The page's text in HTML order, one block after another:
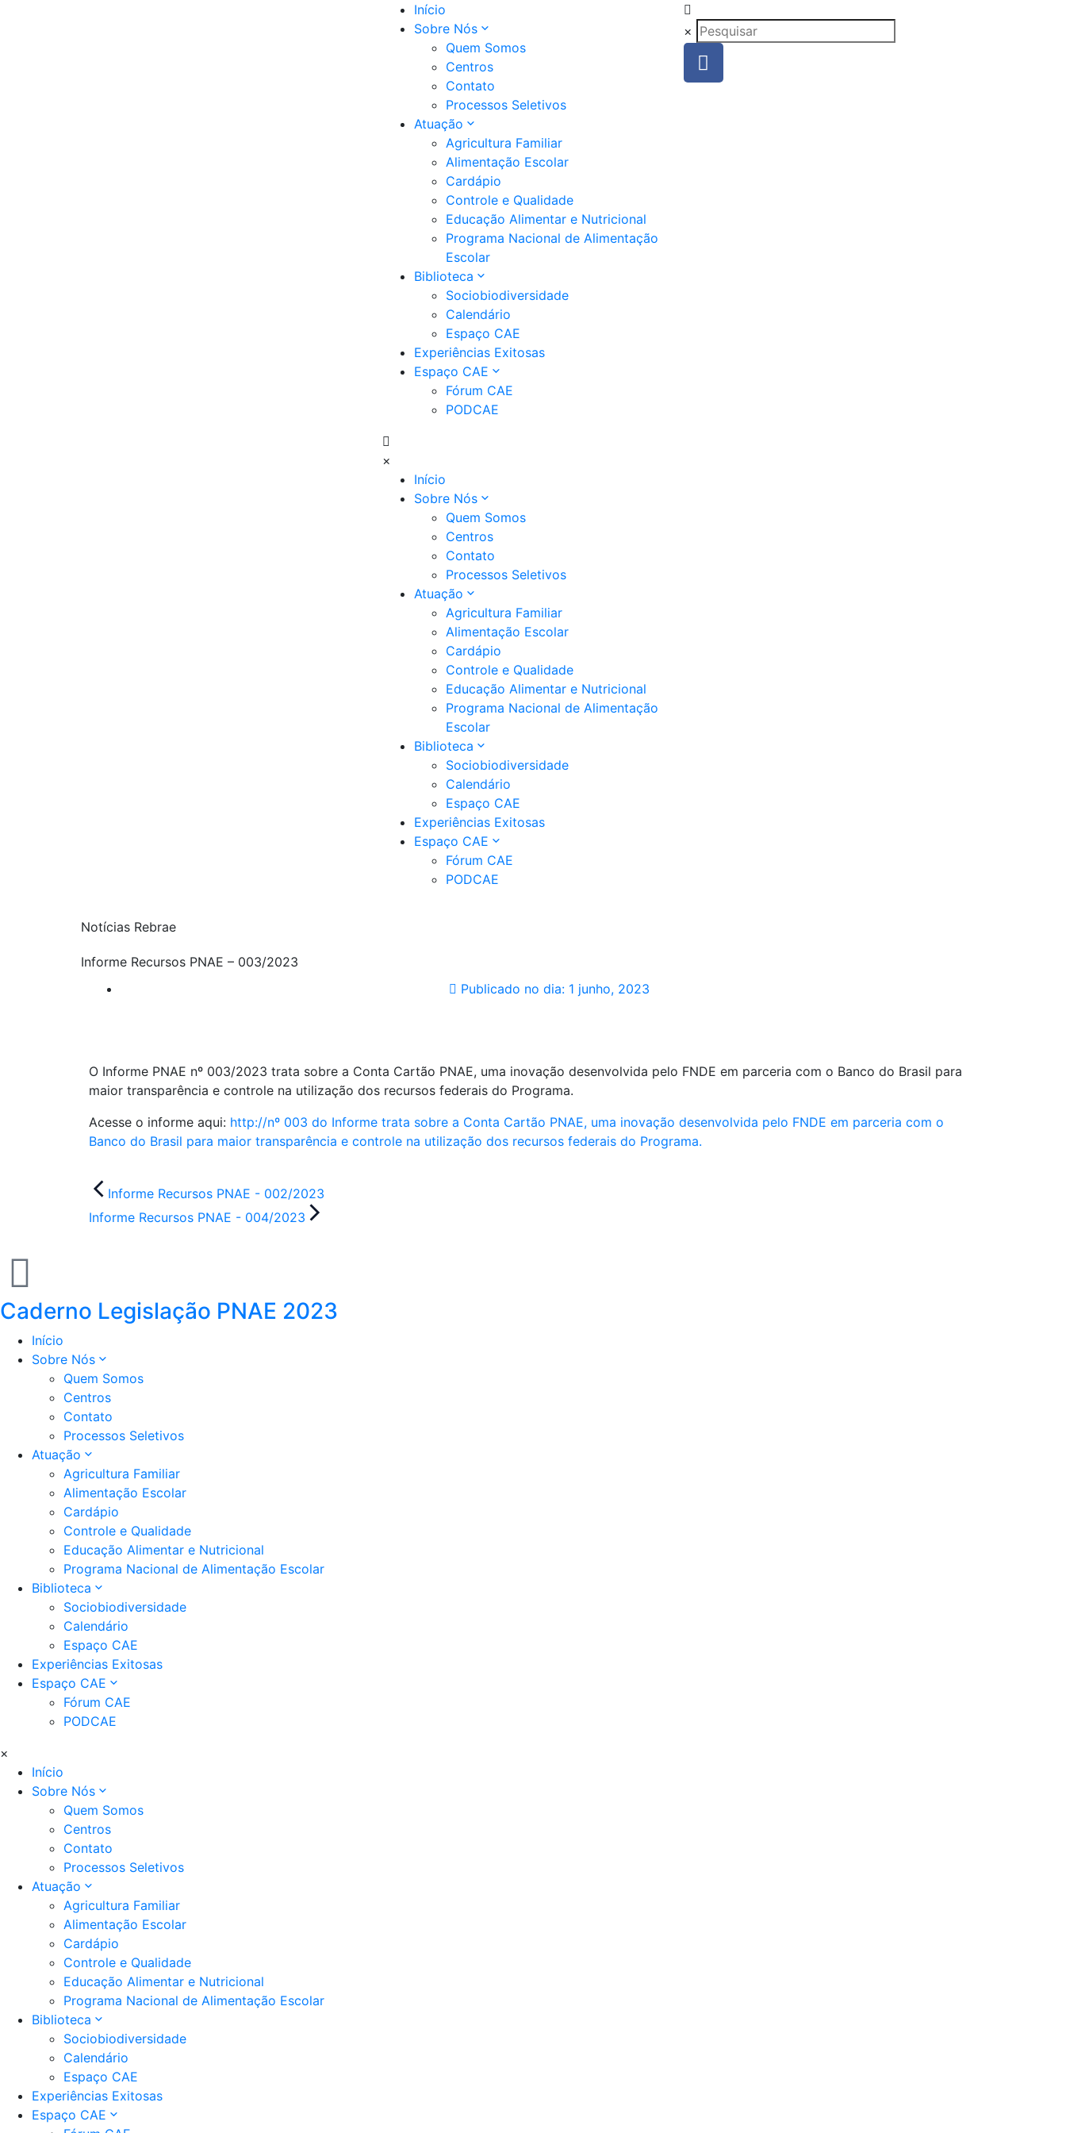
Início
Sobre Nós
Quem Somos
Centros
Contato
Processos Seletivos
Atuação
Agricultura Familiar
Alimentação Escolar
Cardápio
Controle e Qualidade
Educação Alimentar e Nutricional
Programa Nacional de Alimentação
Escolar
Biblioteca
Sociobiodiversidade
Calendário
Espaço CAE
Experiências Exitosas
Espaço CAE
Fórum CAE
PODCAE
×
Início
Sobre Nós
Quem Somos
Centros
Contato
Processos Seletivos
Atuação
Agricultura Familiar
Alimentação Escolar
Cardápio
Controle e Qualidade
Educação Alimentar e Nutricional
Programa Nacional de Alimentação
Escolar
Biblioteca
Sociobiodiversidade
Calendário
Espaço CAE
Experiências Exitosas
Espaço CAE
Fórum CAE
PODCAE
×
Notícias Rebrae
Informe Recursos PNAE – 003/2023
Publicado no dia:1 junho, 2023
O Informe PNAE nº 003/2023 trata sobre a Conta Cartão PNAE, uma inovação desenvolvida pelo FNDE em parceria com o Banco do Brasil para
maior transparência e controle na utilização dos recursos federais do Programa.
Acesse o informe aqui: http://nº 003 do Informe trata sobre a Conta Cartão PNAE, uma inovação desenvolvida pelo FNDE em parceria com o
Banco do Brasil para maior transparência e controle na utilização dos recursos federais do Programa.
Informe Recursos PNAE - 002/2023
Informe Recursos PNAE - 004/2023
Caderno Legislação PNAE 2023
Início
Sobre Nós
Quem Somos
Centros
Contato
Processos Seletivos
Atuação
Agricultura Familiar
Alimentação Escolar
Cardápio
Controle e Qualidade
Educação Alimentar e Nutricional
Programa Nacional de Alimentação Escolar
Biblioteca
Sociobiodiversidade
Calendário
Espaço CAE
Experiências Exitosas
Espaço CAE
Fórum CAE
PODCAE
×
Início
Sobre Nós
Quem Somos
Centros
Contato
Processos Seletivos
Atuação
Agricultura Familiar
Alimentação Escolar
Cardápio
Controle e Qualidade
Educação Alimentar e Nutricional
Programa Nacional de Alimentação Escolar
Biblioteca
Sociobiodiversidade
Calendário
Espaço CAE
Experiências Exitosas
Espaço CAE